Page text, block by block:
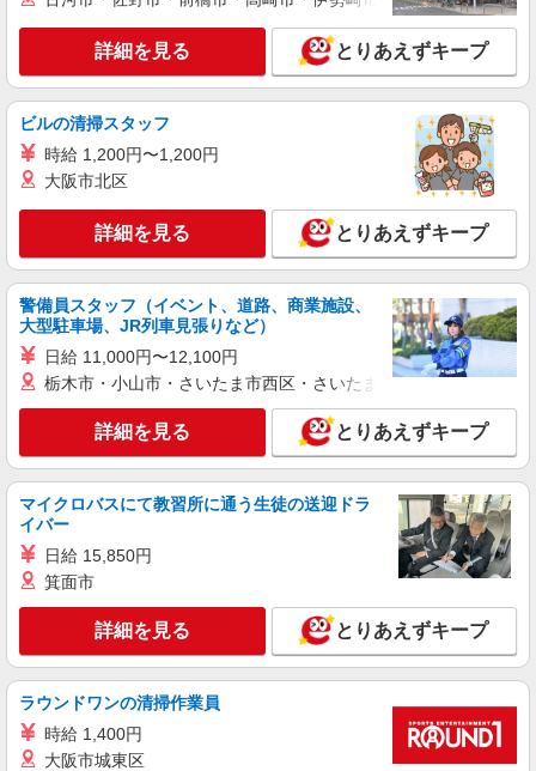
詳細を見る とりあえずキープ
ビルの清掃スタッフ
時給 1,200円〜1,200円
大阪市北区
詳細を見る とりあえずキープ
警備員スタッフ（イベント、道路、商業施設、
大型駐車場、JR列車見張りなど）
日給 11,000円〜12,100円
栃木市・小山市・さいたま市西区・さいたま市岩槻区・久喜市・
詳細を見る とりあえずキープ
マイクロバスにて教習所に通う生徒の送迎ドラ
イバー
日給 15,850円
箕面市
詳細を見る とりあえずキープ
ラウンドワンの清掃作業員
時給 1,400円
大阪市城東区